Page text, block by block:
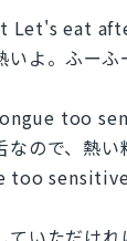
Let's eat
いよ。ふー
too
なので、熱
sensitive